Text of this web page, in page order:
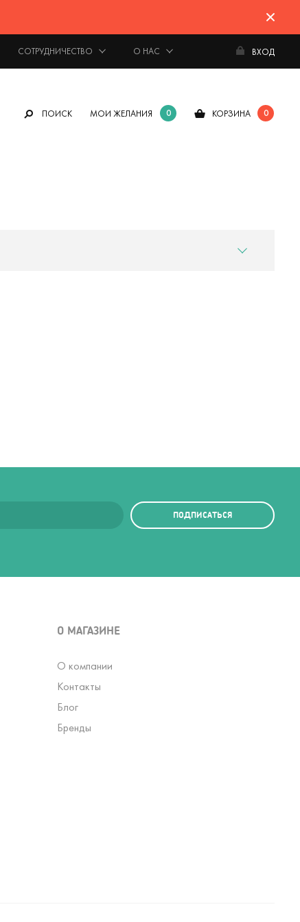
СОТРУДНИЧЕСТВО О НАС ВХОД
ПОИСК МОИ ЖЕЛАНИЯ 0 КОРЗИНА 0
ПОДПИСАТЬСЯ
О МАГАЗИНЕ
О компании
Контакты
Блог
Бренды